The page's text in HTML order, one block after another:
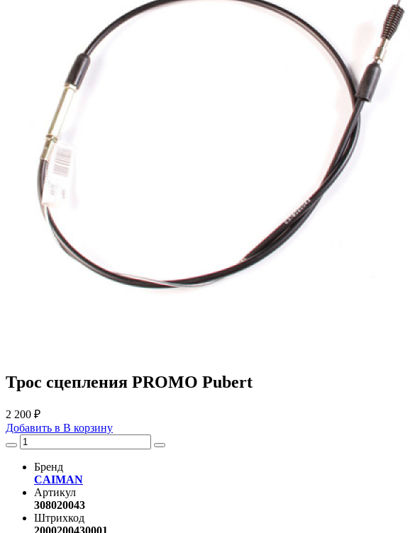
Трос сцепления PROMO Pubert
2 200 ₽
Добавить в В корзину
Бренд
CAIMAN
Артикул
308020043
Штрихкод
2000200430001